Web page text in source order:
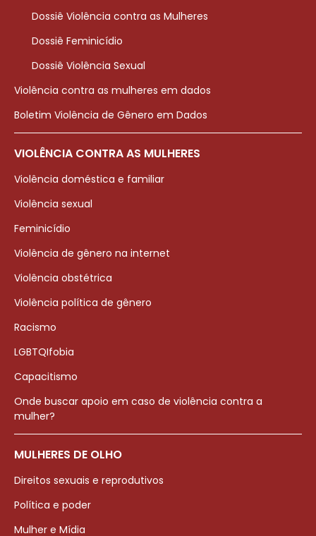
Dossiê Violência contra as Mulheres
Dossiê Feminicídio
Dossiê Violência Sexual
Violência contra as mulheres em dados
Boletim Violência de Gênero em Dados
VIOLÊNCIA CONTRA AS MULHERES
Violência doméstica e familiar
Violência sexual
Feminicídio
Violência de gênero na internet
Violência obstétrica
Violência política de gênero
Racismo
LGBTQIfobia
Capacitismo
Onde buscar apoio em caso de violência contra a
mulher?
MULHERES DE OLHO
Direitos sexuais e reprodutivos
Política e poder
Mulher e Mídia